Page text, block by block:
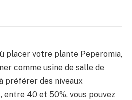
placer votre plante Peperomia,
comme usine de salle de
préférer des niveaux
entre 40 et 50%, vous pouvez